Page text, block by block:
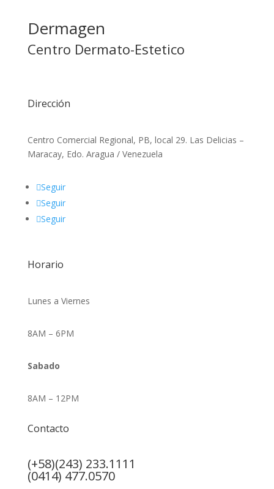
Dermagen
Centro Dermato-Estetico
Dirección
Centro Comercial Regional, PB, local 29. Las Delicias –
Maracay, Edo. Aragua / Venezuela
Seguir
Seguir
Seguir
Horario
Lunes a Viernes
8AM – 6PM
Sabado
8AM – 12PM
Contacto
(+58)(243) 233.1111
(0414) 477.0570